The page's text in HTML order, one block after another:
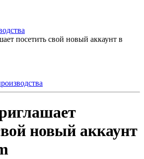
посетить свой новый аккаунт в
новый аккаунт